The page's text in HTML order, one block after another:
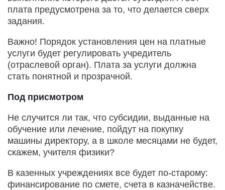
плата предусмотрена за то, что делается сверх
задания.
Важно! Порядок установления цен на платные
услуги будет регулировать учредитель
(отраслевой орган). Плата за услуги должна
стать понятной и прозрачной.
Под присмотром
Не случится ли так, что субсидии, выданные на
обучение или лечение, пойдут на покупку
машины директору, а в школе месяцами не будет,
скажем, учителя физики?
В казенных учреждениях все будет по-старому:
финансирование по смете, счета в казначействе.